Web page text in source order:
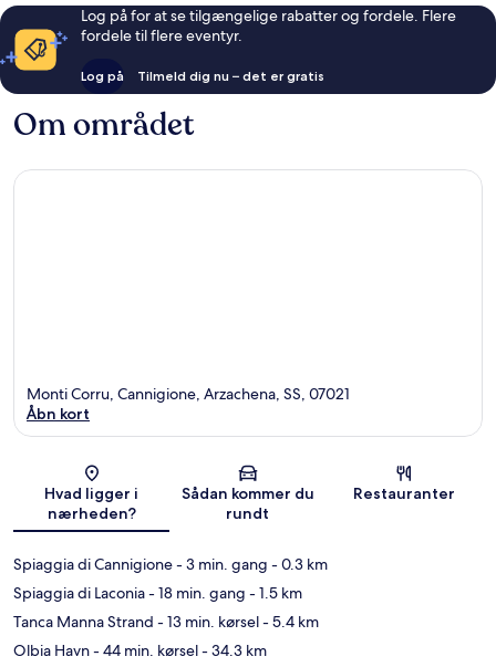
Log på for at se tilgængelige rabatter og fordele. Flere
fordele til flere eventyr.
Log på Tilmeld dig nu – det er gratis
Om området
Kort
Monti Corru, Cannigione, Arzachena, SS, 07021
Åbn kort
Hvad ligger i
nærheden?
Sådan kommer du
rundt
Restauranter
Spiaggia di Cannigione- 3 min. gang - 0.3 km
Spiaggia di Laconia- 18 min. gang - 1.5 km
Tanca Manna Strand - 13 min. kørsel- 5.4 km
Olbia Havn- 44 min. kørsel- 34.3 km